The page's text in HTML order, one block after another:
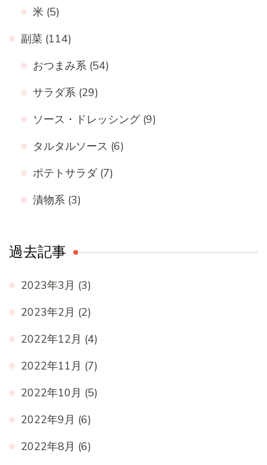
米 (5)
副菜 (114)
おつまみ系 (54)
サラダ系 (29)
ソース・ドレッシング(9)
タルタルソース (6)
ポテトサラダ (7)
漬物系 (3)
過去記事
2023年3月 (3)
2023年2月 (2)
2022年12月 (4)
2022年11月 (7)
2022年10月 (5)
2022年9月 (6)
2022年8月 (6)